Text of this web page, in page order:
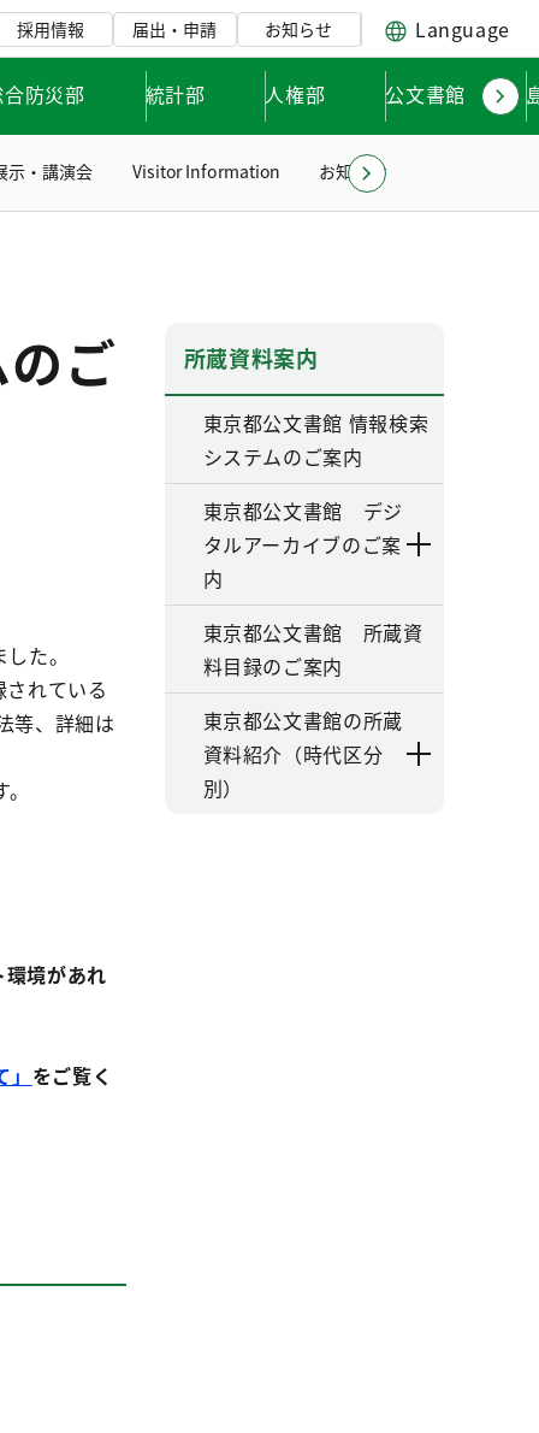
採用情報 届出・申請 お知らせ Language
防災部 統計部 人権部 公文書館
示・講演会 Visitor Information お知らせ
ご
た。
れている
等、詳細は
境があれ
をご覧く
所蔵資料案内
東京都公文書館 情報検索
システムのご案内
東京都公文書館 デジ
タルアーカイブのご案
内
東京都公文書館 所蔵資
料目録のご案内
東京都公文書館の所蔵
資料紹介（時代区分
別）